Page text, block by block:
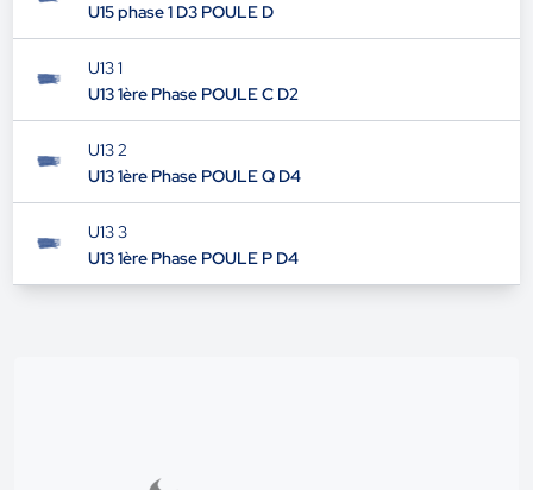
U15 phase 1 D3 POULE D
U13 1
U13 1ère Phase POULE C D2
U13 2
U13 1ère Phase POULE Q D4
U13 3
U13 1ère Phase POULE P D4